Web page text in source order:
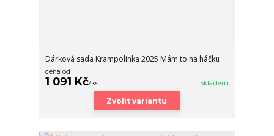
Dárková sada Krampolinka 2025 Mám to na háčku
cena od
1 091 Kč/ks Skladem
Zvolit variantu